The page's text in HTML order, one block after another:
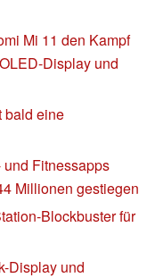
Mi 11 den Kampf
Display und
bald eine
Fitnessapps
Millionen gestiegen
Blockbuster für
Display und